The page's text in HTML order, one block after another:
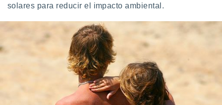
crear un
solares para reducir el impacto ambiental.